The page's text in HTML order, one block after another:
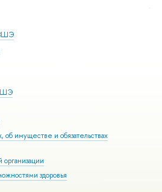
ВШЭ
об имуществе и обязательствах
организации
здоровья